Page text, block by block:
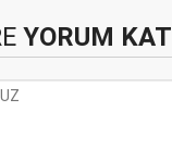
YORUM KAT